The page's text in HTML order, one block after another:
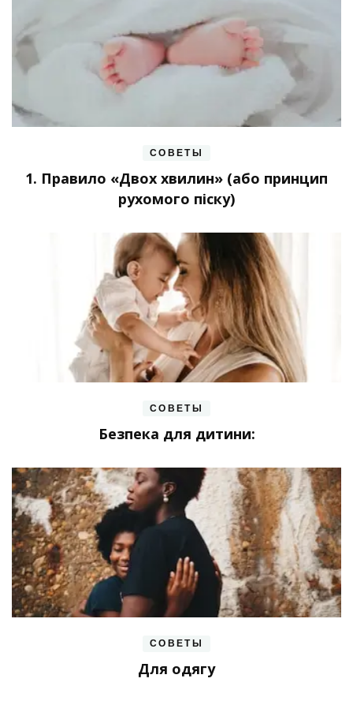
СОВЕТЫ
1. Правило «Двох хвилин» (або принцип
рухомого піску)
СОВЕТЫ
Безпека для дитини:
СОВЕТЫ
Для одягу